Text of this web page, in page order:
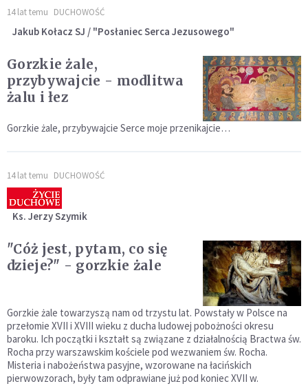
14 lat temu DUCHOWOŚĆ
Jakub Kołacz SJ / "Posłaniec Serca Jezusowego"
Gorzkie żale,
przybywajcie - modlitwa
żalu i łez
Gorzkie żale, przybywajcie Serce moje przenikajcie…
14 lat temu DUCHOWOŚĆ
Ks. Jerzy Szymik
"Cóż jest, pytam, co się
dzieje?" - gorzkie żale
Gorzkie żale towarzyszą nam od trzystu lat. Powstały w Polsce na
przełomie XVII i XVIII wieku z ducha ludowej pobożności okresu
baroku. Ich początki i kształt są związane z działalnością Bractwa św.
Rocha przy warszawskim kościele pod wezwaniem św. Rocha.
Misteria i nabożeństwa pasyjne, wzorowane na łacińskich
pierwowzorach, były tam odprawiane już pod koniec XVII w.